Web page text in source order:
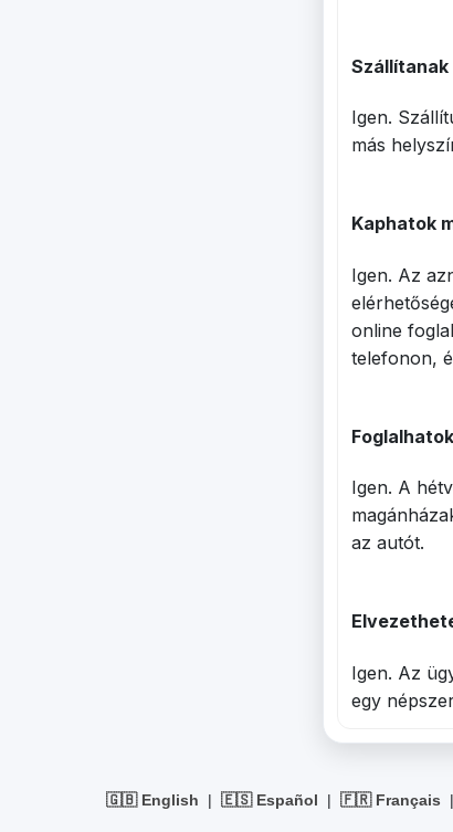
Szállítanak
Igen.
más
Kaphatok
Igen. Az
online
telefonon,
Igen. A
az autót.
Igen. Az
egy
🇬🇧 English | 🇪🇸 Español | 🇫🇷 Français |